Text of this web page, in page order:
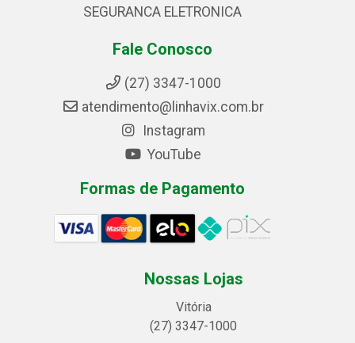
SEGURANCA ELETRONICA
Fale Conosco
(27) 3347-1000
atendimento@linhavix.com.br
Instagram
YouTube
Formas de Pagamento
Nossas Lojas
Vitória
(27) 3347-1000